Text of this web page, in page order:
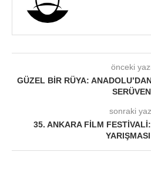
önceki
GÜZEL BIR RÜYA:
SERÜVEN
sonraki
35. ANKARA FILM